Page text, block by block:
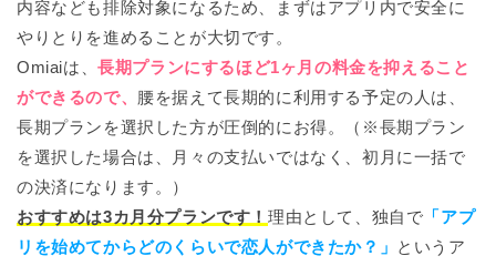
内容なども排除対象になるため、まずはアプリ内で安全に
やりとりを進めることが大切です。
Omiaiは、長期プランにするほど1ヶ月の料金を抑えること
ができるので、 腰を据えて長期的に利用する予定の人は、
長期プランを選択した方が圧倒的にお得。（※長期プラン
を選択した場合は、月々の支払いではなく、初月に一括で
の決済になります。）
おすすめは3カ月分プランです！ 理由として、独自で 「アプ
リを始めてからどのくらいで恋人ができたか？」 というア